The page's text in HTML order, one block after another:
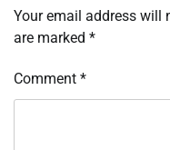
Your email address will
are marked *
Comment *